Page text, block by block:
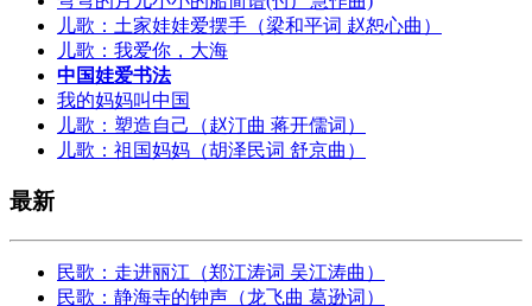
儿歌：土家娃娃爱摆手（梁和平词 赵恕心曲）
儿歌：我爱你，大海
中国娃爱书法
我的妈妈叫中国
儿歌：塑造自己（赵汀曲 蒋开儒词）
儿歌：祖国妈妈（胡泽民词 舒京曲）
最新
民歌：走进丽江（郑江涛词 吴江涛曲）
民歌：静海寺的钟声（龙飞曲 葛逊词）